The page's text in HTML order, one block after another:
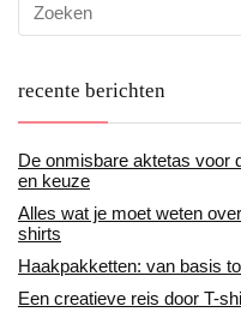
recente berichten
De onmisbare aktetas voor
en keuze
Alles wat je moet weten
shirts
Haakpakketten: van basis
Een creatieve reis door T-